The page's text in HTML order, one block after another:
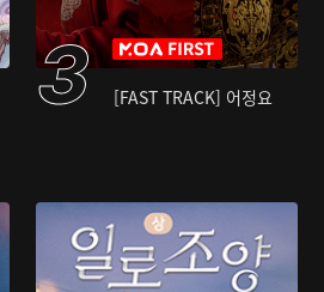
[FAST TRACK] 어정요